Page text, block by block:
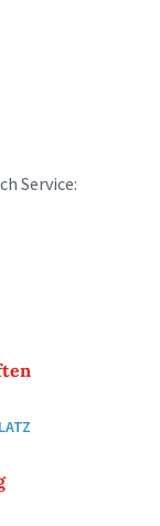
Service: